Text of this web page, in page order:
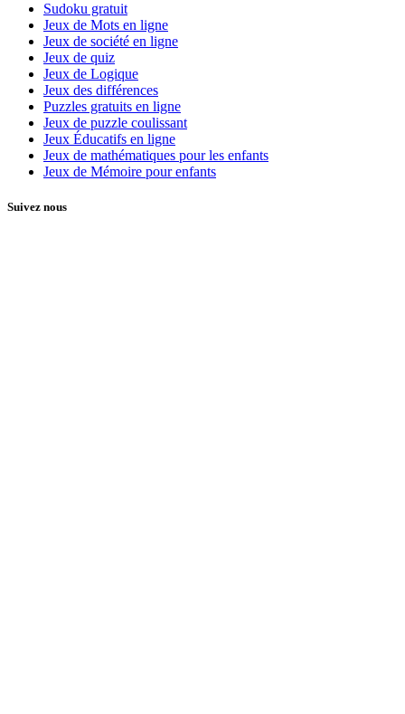
Sudoku gratuit
Jeux de Mots en ligne
Jeux de société en ligne
Jeux de quiz
Jeux de Logique
Jeux des différences
Puzzles gratuits en ligne
Jeux de puzzle coulissant
Jeux Éducatifs en ligne
Jeux de mathématiques pour les enfants
Jeux de Mémoire pour enfants
Suivez nous